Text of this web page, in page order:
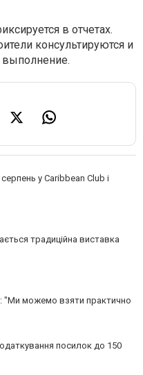
в отчетах.
консультируются и
выполнение.
у Caribbean Club і
традиційна виставка
"Ми можемо взяти практично
посилок до 150